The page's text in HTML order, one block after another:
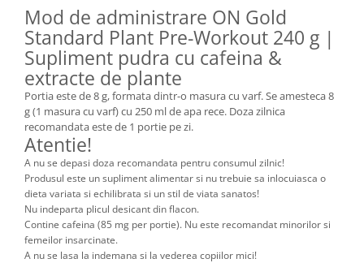
Mod de administrare ON Gold
Standard Plant Pre-Workout 240 g |
Supliment pudra cu cafeina &
extracte de plante
Portia este de 8 g, formata dintr-o masura cu varf. Se amesteca 8
g (1 masura cu varf) cu 250 ml de apa rece. Doza zilnica
recomandata este de 1 portie pe zi.
Atentie!
A nu se depasi doza recomandata pentru consumul zilnic!
Produsul este un supliment alimentar si nu trebuie sa inlocuiasca o
dieta variata si echilibrata si un stil de viata sanatos!
Nu indeparta plicul desicant din flacon.
Contine cafeina (85 mg per portie). Nu este recomandat minorilor si
femeilor insarcinate.
A nu se lasa la indemana si la vederea copiilor mici!